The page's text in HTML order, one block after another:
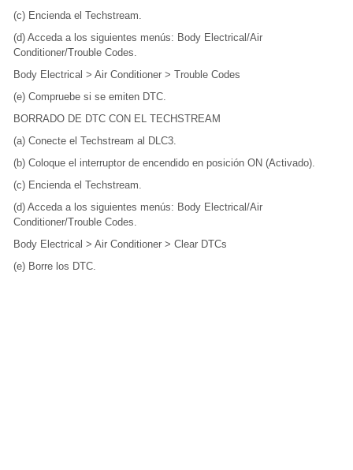
(c) Encienda el Techstream.
(d) Acceda a los siguientes menús: Body Electrical/Air
Conditioner/Trouble Codes.
Body Electrical > Air Conditioner > Trouble Codes
(e) Compruebe si se emiten DTC.
BORRADO DE DTC CON EL TECHSTREAM
(a) Conecte el Techstream al DLC3.
(b) Coloque el interruptor de encendido en posición ON (Activado).
(c) Encienda el Techstream.
(d) Acceda a los siguientes menús: Body Electrical/Air
Conditioner/Trouble Codes.
Body Electrical > Air Conditioner > Clear DTCs
(e) Borre los DTC.